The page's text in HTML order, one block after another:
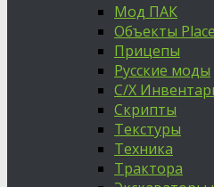
Мод ПАК
Объекты
Прицепы
Русские моды
С/Х
Скрипты
Текстуры
Техника
Трактора